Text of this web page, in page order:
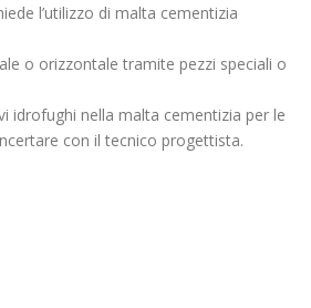
l’utilizzo di malta cementizia
o orizzontale tramite pezzi speciali o
idrofughi nella malta cementizia per le
con il tecnico progettista.